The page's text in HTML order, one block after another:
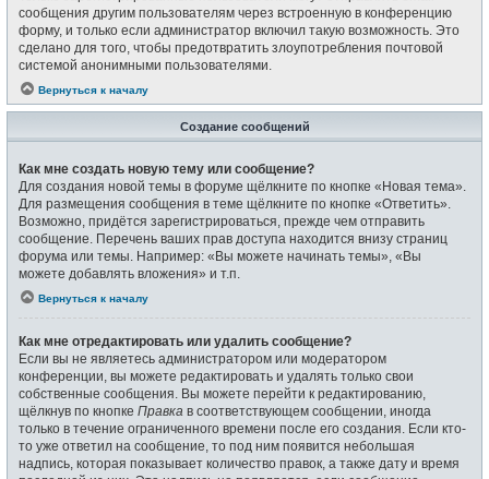
сообщения другим пользователям через встроенную в конференцию
форму, и только если администратор включил такую возможность. Это
сделано для того, чтобы предотвратить злоупотребления почтовой
системой анонимными пользователями.
Вернуться к началу
Создание сообщений
Как мне создать новую тему или сообщение?
Для создания новой темы в форуме щёлкните по кнопке «Новая тема».
Для размещения сообщения в теме щёлкните по кнопке «Ответить».
Возможно, придётся зарегистрироваться, прежде чем отправить
сообщение. Перечень ваших прав доступа находится внизу страниц
форума или темы. Например: «Вы можете начинать темы», «Вы
можете добавлять вложения» и т.п.
Вернуться к началу
Как мне отредактировать или удалить сообщение?
Если вы не являетесь администратором или модератором
конференции, вы можете редактировать и удалять только свои
собственные сообщения. Вы можете перейти к редактированию,
щёлкнув по кнопке Правка в соответствующем сообщении, иногда
только в течение ограниченного времени после его создания. Если кто-
то уже ответил на сообщение, то под ним появится небольшая
надпись, которая показывает количество правок, а также дату и время